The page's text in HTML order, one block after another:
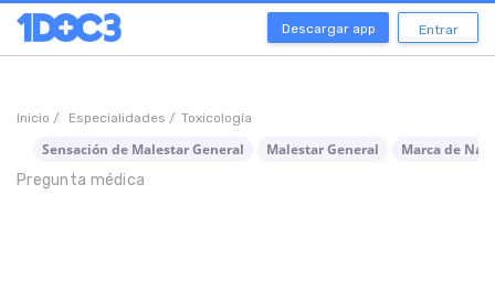
Descargar app Entrar
Inicio / Especialidades / Toxicología
Sensación de Malestar General Malestar General
Marca de
Pregunta médica